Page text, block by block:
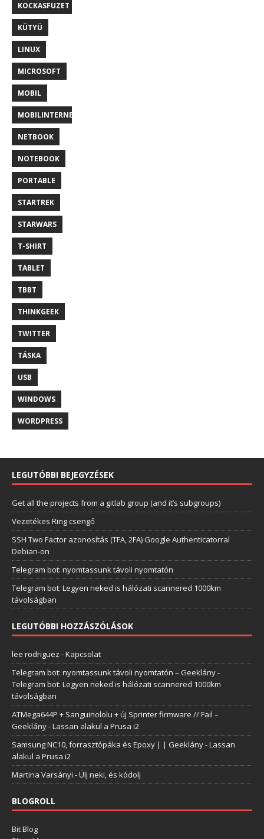
KOCKASFUZET
KÜTYÜ
LINUX
MICROSOFT
MOBIL
MOBILINTERNET
NETBOOK
NOTEBOOK
PORTABLE
STARTREK
STARWARS
T-SHIRT
TABLET
TBBT
THINKGEEK
TWITTER
TÁSKA
USB
WINDOWS
WORDPRESS
LEGUTÓBBI BEJEGYZÉSEK
Get all the projects from a gitlab group (and it’s subgroups)
Vezetékes Ring csengő
SSH Two Factor azonosítás (TFA, 2FA) Google Authenticatorral
Debian-on
Telegram bot: nyomtassunk távoli nyomtatón
Telegram bot: Legyen neked is hálózati scannered 1000km
távolságban
LEGUTÓBBI HOZZÁSZÓLÁSOK
lee rodriguez -Kapcsolat
Telegram bot: nyomtassunk távoli nyomtatón – Geeklány-
Telegram bot: Legyen neked is hálózati scannered 1000km
távolságban
ATMega644P + Sanguinololu + új Sprinter firmware // Fail –
Geeklány-Lassan alakul a Prusa i2
Samsung NC10, forrasztópáka és Epoxy | | Geeklány-Lassan
alakul a Prusa i2
Martina Varsányi -Ülj neki, és kódolj
BLOGROLL
Bit Blog